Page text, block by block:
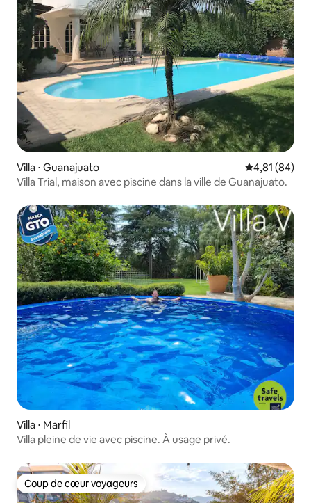
Villa ⋅ Guanajuato Évaluation
4,81 (84)
Villa Trial, maison avec piscine dans la ville de Guanajuato.
Villa ⋅ Marfil
Villa pleine de vie avec piscine. À usage privé.
Coup de cœur voyageurs
Coup de cœur voyageurs